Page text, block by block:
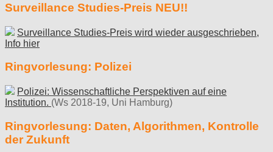
Surveillance Studies-Preis NEU!!
Surveillance Studies-Preis wird wieder ausgeschrieben,
Info hier
Ringvorlesung: Polizei
Polizei: Wissenschaftliche Perspektiven auf eine
Institution. (Ws 2018-19, Uni Hamburg)
Ringvorlesung: Daten, Algorithmen, Kontrolle
der Zukunft